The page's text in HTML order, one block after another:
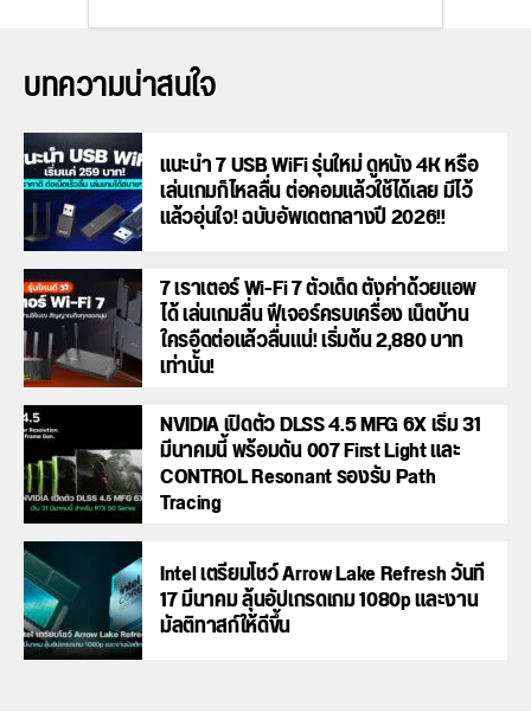
บทความน่าสนใจ
แนะนำ 7 USB WiFi รุ่นใหม่ ดูหนัง 4K หรือ
เล่นเกมก็ไหลลื่น ต่อคอมแล้วใช้ได้เลย มีไว้
แล้วอุ่นใจ! ฉบับอัพเดตกลางปี 2026!!
7 เราเตอร์ Wi-Fi 7 ตัวเด็ด ตั้งค่าด้วยแอพ
ได้ เล่นเกมลื่น ฟีเจอร์ครบเครื่อง เน็ตบ้าน
ใครอืดต่อแล้วลื่นแน่! เริ่มต้น 2,880 บาท
เท่านั้น!
NVIDIA เปิดตัว DLSS 4.5 MFG 6X เริ่ม 31
มีนาคมนี้ พร้อมดัน 007 First Light และ
CONTROL Resonant รองรับ Path
Tracing
Intel เตรียมโชว์ Arrow Lake Refresh วันที่
17 มีนาคม ลุ้นอัปเกรดเกม 1080p และงาน
มัลติทาสก์ให้ดีขึ้น